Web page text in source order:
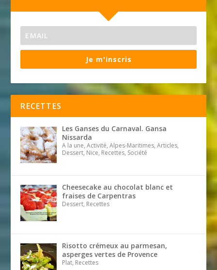
Je m'inscris
RECETTES
Les Ganses du Carnaval. Gansa
Nissarda
A la une, Activité, Alpes-Maritimes, Articles,
Dessert, Nice, Recettes, Société
Cheesecake au chocolat blanc et
fraises de Carpentras
Dessert, Recettes
Risotto crémeux au parmesan,
asperges vertes de Provence
Plat, Recettes